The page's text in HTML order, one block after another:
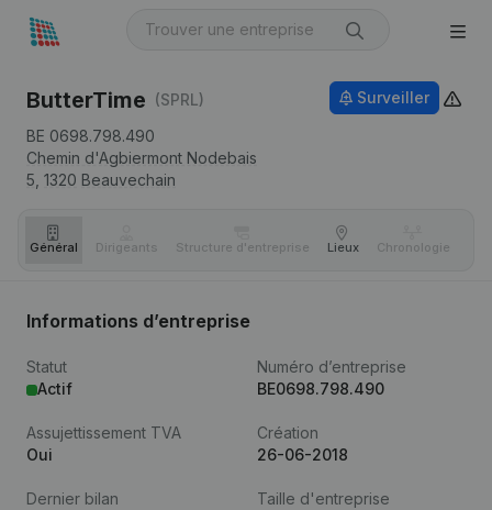
ButterTime (SPRL)
BE 0698.798.490
Chemin d'Agbiermont Nodebais
5, 1320 Beauvechain
Surveiller
Général Dirigeants Structure d'entreprise Lieux Chronologie
Informations d’entreprise
Statut
Actif
Numéro d’entreprise
BE0698.798.490
Assujettissement TVA
Oui
Création
26-06-2018
Dernier bilan
Taille d'entreprise